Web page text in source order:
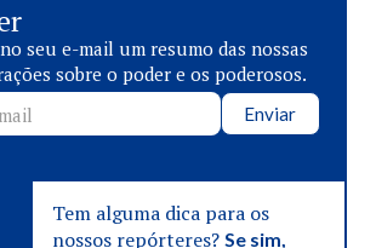
seu e-mail um resumo das nossas
sobre o poder e os poderosos.
Enviar
Tem alguma dica para os
nossos repórteres? Se sim,